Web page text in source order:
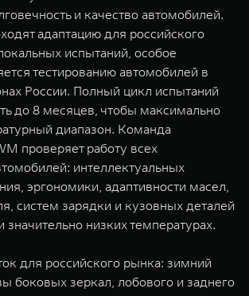
и качество автомобилей.
адаптацию для российского
испытаний, особое
тестированию автомобилей в
России. Полный цикл испытаний
до 8 месяцев, чтобы максимально
диапазон. Команда
проверяет работу всех
интеллектуальных
эргономики, адаптивности масел,
систем зарядки и кузовных деталей
значительно низких температурах.
для российского рынка: зимний
боковых зеркал, лобового и заднего